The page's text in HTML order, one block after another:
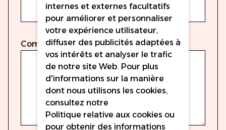
Commentaire
internes et externes facultatifs
pour améliorer et personnaliser
votre expérience utilisateur,
diffuser des publicités adaptées à
vos intérêts et analyser le trafic
de notre site Web. Pour plus
d'informations sur la manière
dont nous utilisons les cookies,
consultez notre
Politique relative aux cookies ou
pour obtenir des informations